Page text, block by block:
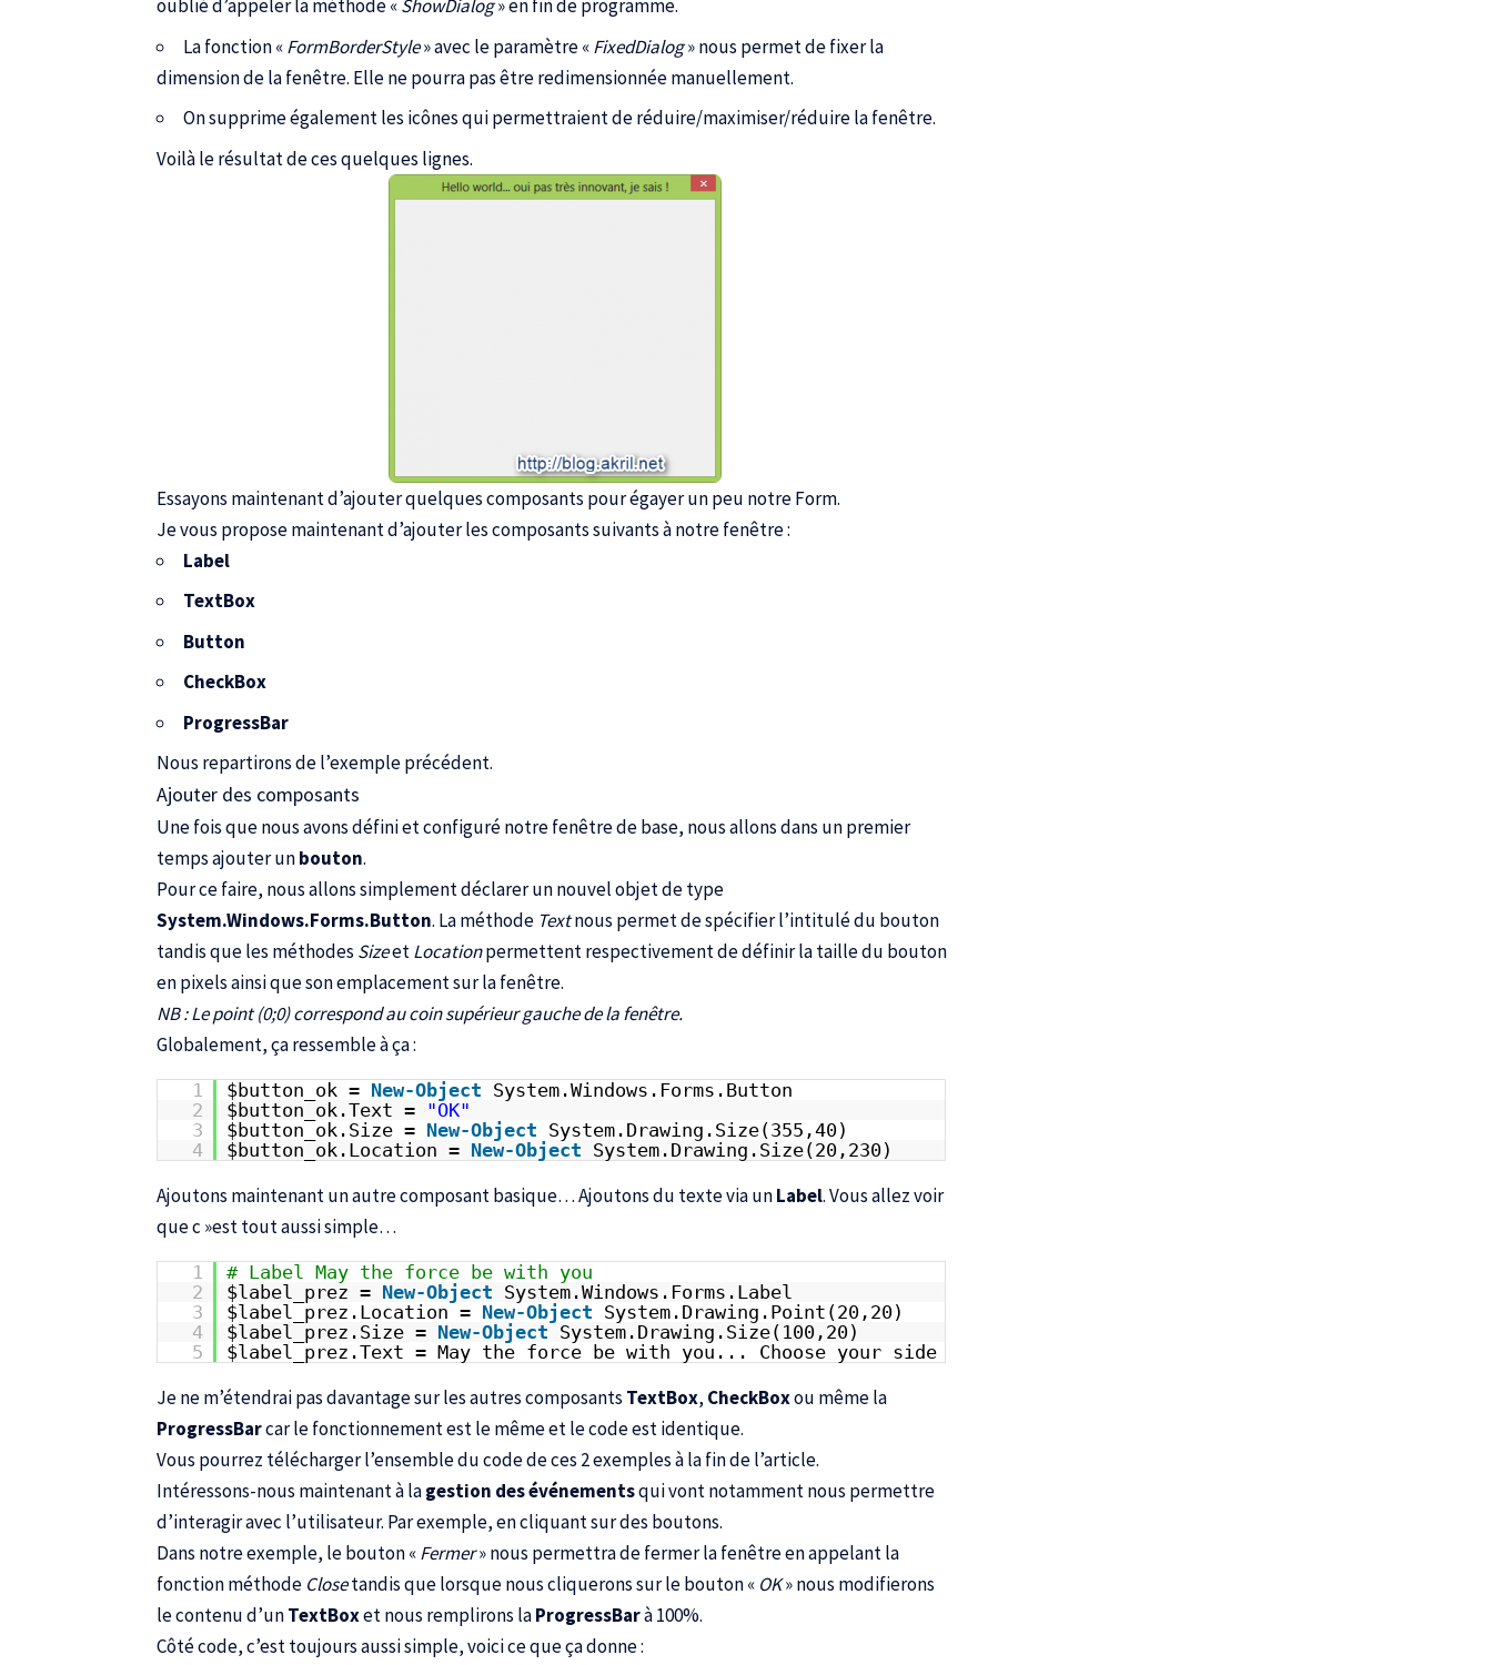
oublié d’appeler la méthode «ShowDialog» en fin de programme.
La fonction «FormBorderStyle» avec le paramètre «FixedDialog» nous permet de fixer la
dimension de la fenêtre. Elle ne pourra pas être redimensionnée manuellement.
On supprime également les icônes qui permettraient de réduire/maximiser/réduire la fenêtre.
Voilà le résultat de ces quelques lignes.
Essayons maintenant d’ajouter quelques composants pour égayer un peu notre Form.
Je vous propose maintenant d’ajouter les composants suivants à notre fenêtre :
Label
TextBox
Button
CheckBox
ProgressBar
Nous repartirons de l’exemple précédent.
Ajouter des composants
Une fois que nous avons défini et configuré notre fenêtre de base, nous allons dans un premier
temps ajouter unbouton.
Pour ce faire, nous allons simplement déclarer un nouvel objet de type
System.Windows.Forms.Button. La méthode Textnous permet de spécifier l’intitulé du bouton
tandis que les méthodes SizeetLocationpermettent respectivement de définir la taille du bouton
en pixels ainsi que son emplacement sur la fenêtre.
NB : Le point (0;0) correspond au coin supérieur gauche de la fenêtre.
Globalement, ça ressemble à ça :
1 $button_ok = New-Object System.Windows.Forms.Button
2
$button_ok.Text = "OK"
3
$button_ok.Size = New-Object System.Drawing.Size(355,40)
4
$button_ok.Location = New-Object System.Drawing.Size(20,230)
Ajoutons maintenant un autre composant basique… Ajoutons du texte via unLabel. Vous allez voir
que c »est tout aussi simple…
1
# Label May the force be with you
2
$label_prez = New-Object System.Windows.Forms.Label
3
$label_prez.Location = New-Object System.Drawing.Point(20,20)
4
$label_prez.Size = New-Object System.Drawing.Size(100,20)
5
$label_prez.Text = May the force be with you... Choose your side
Je ne m’étendrai pas davantage sur les autres composants TextBox, CheckBoxou même la
ProgressBarcar le fonctionnement est le même et le code est identique.
Vous pourrez télécharger l’ensemble du code de ces 2 exemples à la fin de l’article.
Intéressons-nous maintenant à lagestion des événementsqui vont notamment nous permettre
d’interagir avec l’utilisateur. Par exemple, en cliquant sur des boutons.
Dans notre exemple, le bouton «Fermer» nous permettra de fermer la fenêtre en appelant la
fonction méthode Closetandis que lorsque nous cliquerons sur le bouton « OK» nous modifierons
le contenu d’unTextBoxet nous remplirons laProgressBarà 100%.
Côté code, c’est toujours aussi simple, voici ce que ça donne :